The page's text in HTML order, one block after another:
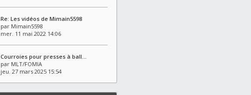
Re: Les vidéos de Mimain5598
par Mimain5598
mer. 11 mai 2022 14:06
Courroies pour presses à ball…
par MLT/FOMIA
jeu. 27 mars 2025 15:54